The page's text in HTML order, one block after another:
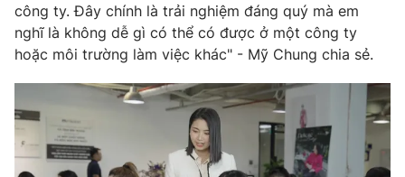
công ty. Đây chính là trải nghiệm đáng quý mà em
nghĩ là không dễ gì có thể có được ở một công ty
hoặc môi trường làm việc khác" - Mỹ Chung chia sẻ.